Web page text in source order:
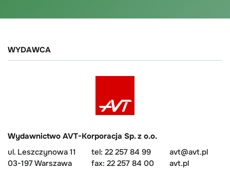
WYDAWCA
Wydawnictwo AVT-Korporacja Sp. z o.o.
ul. Leszczynowa 11
03-197 Warszawa
tel: 22 257 84 99
fax: 22 257 84 00
avt@avt.pl
avt.pl